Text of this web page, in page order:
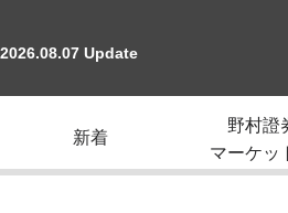
2026.08.07 Update
新着
野村證
マーケッ